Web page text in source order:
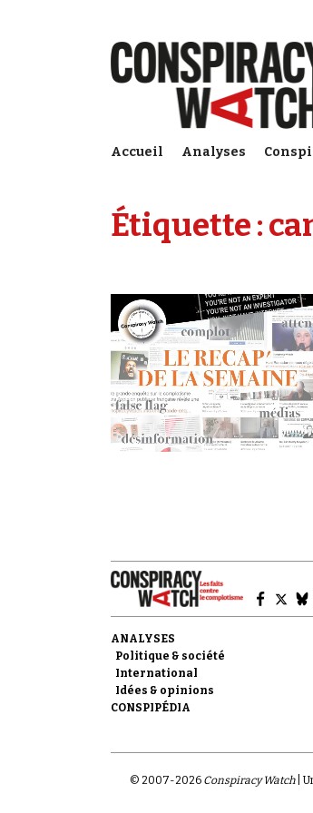
Accueil Analyses
Étiquette :
ANALYSES
Politique & société
International
Idées & opinions
CONSPIPÉDIA
© 2007-2026 Conspiracy Watch|